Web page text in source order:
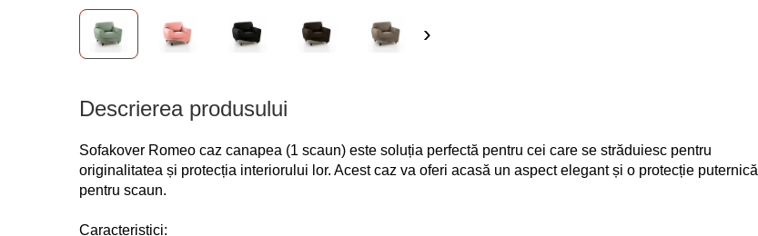
›
Descrierea produsului
Sofakover Romeo caz canapea (1 scaun) este soluția perfectă pentru cei care se străduiesc pentru
originalitatea și protecția interiorului lor. Acest caz va oferi acasă un aspect elegant și o protecție puternică
pentru scaun.
Caracteristici: